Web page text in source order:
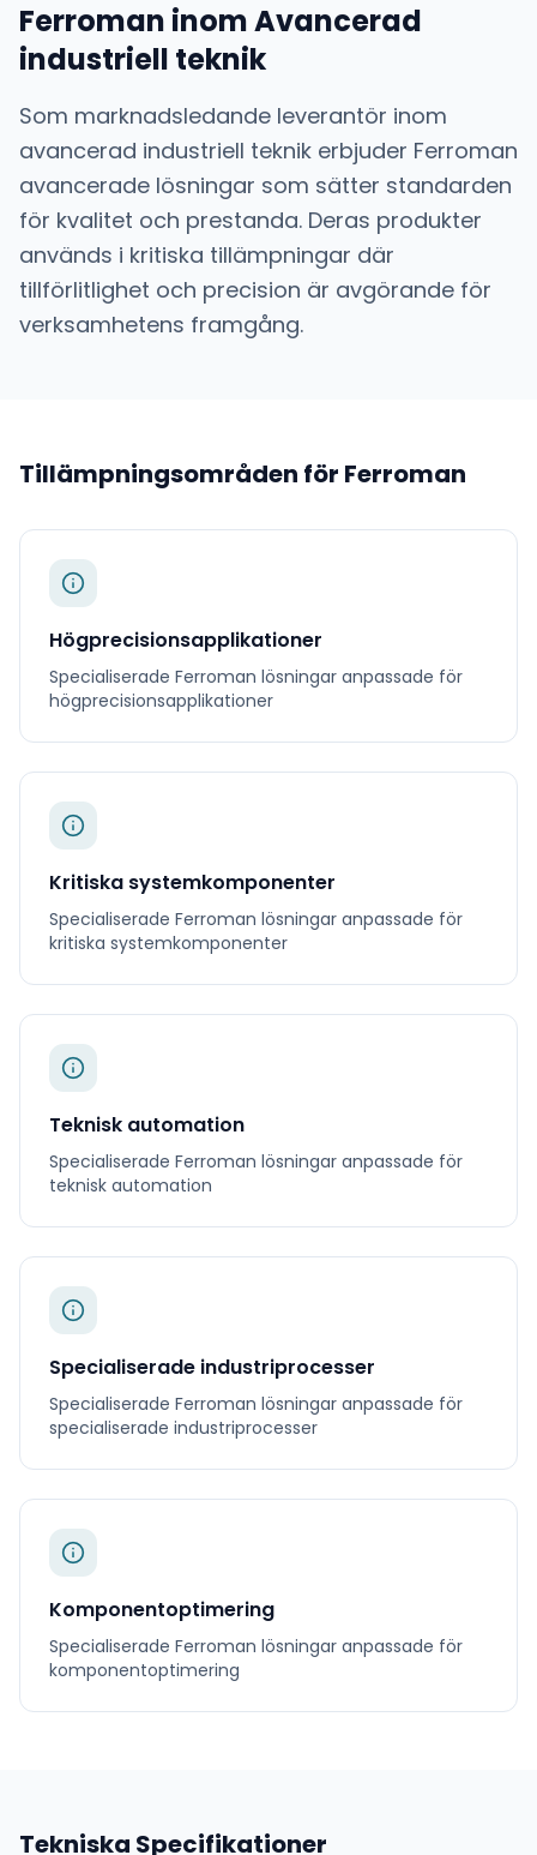
Ferroman inomAvancerad
industriell teknik
Som marknadsledande leverantör inom
avancerad industriell teknik erbjuder Ferroman
avancerade lösningar som sätter standarden
för kvalitet och prestanda. Deras produkter
används i kritiska tillämpningar där
tillförlitlighet och precision är avgörande för
verksamhetens framgång.
Tillämpningsområden för Ferroman
Högprecisionsapplikationer
Specialiserade Ferroman lösningar anpassade för
högprecisionsapplikationer
Kritiska systemkomponenter
Specialiserade Ferroman lösningar anpassade för
kritiska systemkomponenter
Teknisk automation
Specialiserade Ferroman lösningar anpassade för
teknisk automation
Specialiserade industriprocesser
Specialiserade Ferroman lösningar anpassade för
specialiserade industriprocesser
Komponentoptimering
Specialiserade Ferroman lösningar anpassade för
komponentoptimering
Tekniska Specifikationer